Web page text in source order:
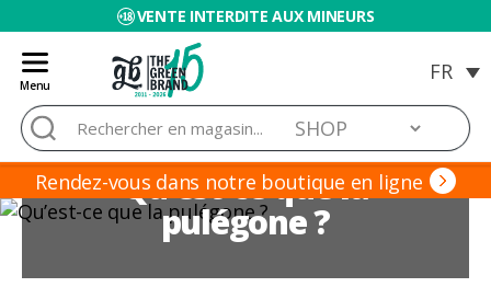
VENTE INTERDITE AUX MINEURS
Menu
Blog
de
Grow
Barato
Rechercher :
Rendez-vous dans notre boutique en ligne
Qu’est-ce que la
pulégone ?